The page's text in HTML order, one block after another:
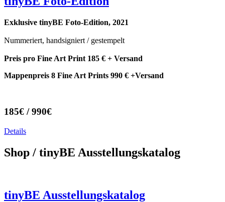
Exklusive tinyBE Foto-Edition, 2021
Nummeriert, handsigniert / gestempelt
Preis pro Fine Art Print 185 € + Versand
Mappenpreis 8 Fine Art Prints 990 € +Versand
185€ / 990€
Details
Shop / tinyBE Ausstellungskatalog
tinyBE Ausstellungskatalog